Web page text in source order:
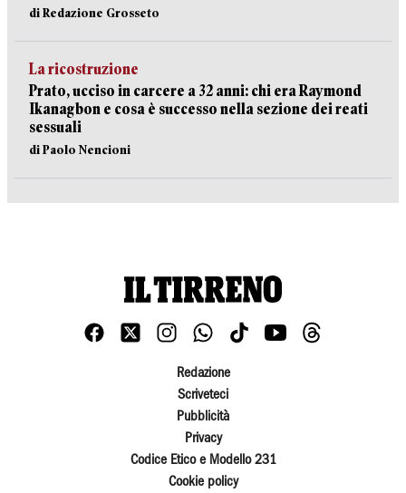
di Redazione Grosseto
La ricostruzione
Prato, ucciso in carcere a 32 anni: chi era Raymond
Ikanagbon e cosa è successo nella sezione dei reati
sessuali
di Paolo Nencioni
Redazione
Scriveteci
Pubblicità
Privacy
Codice Etico e Modello 231
Cookie policy